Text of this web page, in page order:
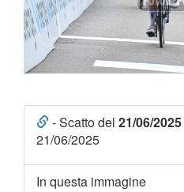
- Scatto del 21/06/2025
21/06/2025
In questa immagine